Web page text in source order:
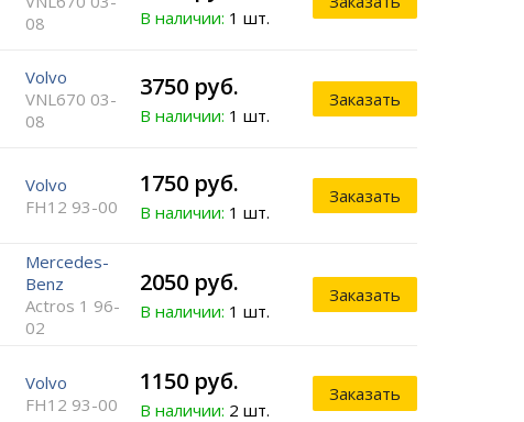
08
В наличии: 1 шт.
Volvo
VNL670 03-
08
3750 руб.
В наличии: 1 шт.
Заказать
Volvo
FH12 93-00
1750 руб.
В наличии: 1 шт.
Заказать
Mercedes-
Benz
Actros 1 96-
02
2050 руб.
В наличии: 1 шт.
Заказать
Volvo
FH12 93-00
1150 руб.
В наличии: 2 шт.
Заказать